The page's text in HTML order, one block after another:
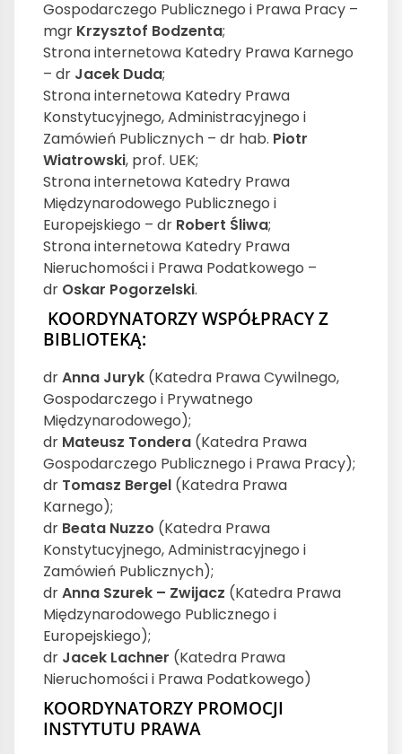
Gospodarczego Publicznego i Prawa Pracy –
mgr Krzysztof Bodzenta;
Strona internetowa Katedry Prawa Karnego
– dr Jacek Duda;
Strona internetowa Katedry Prawa
Konstytucyjnego, Administracyjnego i
Zamówień Publicznych – dr hab. Piotr
Wiatrowski, prof. UEK;
Strona internetowa Katedry Prawa
Międzynarodowego Publicznego i
Europejskiego – dr Robert Śliwa;
Strona internetowa Katedry Prawa
Nieruchomości i Prawa Podatkowego –
dr Oskar Pogorzelski.
KOORDYNATORZY WSPÓŁPRACY Z
BIBLIOTEKĄ:
drAnna Juryk (Katedra Prawa Cywilnego,
Gospodarczego i Prywatnego
Międzynarodowego);
dr Mateusz Tondera (Katedra Prawa
Gospodarczego Publicznego i Prawa Pracy);
dr Tomasz Bergel (Katedra Prawa
Karnego);
dr Beata Nuzzo (Katedra Prawa
Konstytucyjnego, Administracyjnego i
Zamówień Publicznych);
drAnna Szurek – Zwijacz (Katedra Prawa
Międzynarodowego Publicznego i
Europejskiego);
dr Jacek Lachner (Katedra Prawa
Nieruchomości i Prawa Podatkowego)
KOORDYNATORZY PROMOCJI
INSTYTUTU PRAWA